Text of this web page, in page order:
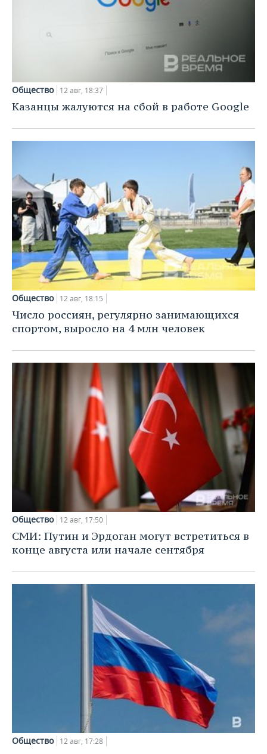
Общество 12 авг, 18:37
Казанцы жалуются на сбой в работе Google
Общество 12 авг, 18:15
Число россиян, регулярно занимающихся
спортом, выросло на 4 млн человек
Общество 12 авг, 17:50
СМИ: Путин и Эрдоган могут встретиться в
конце августа или начале сентября
Общество 12 авг, 17:28